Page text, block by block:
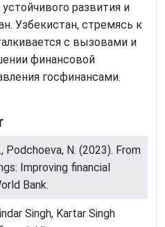
развития и
Узбекистан, стремясь к
с вызовами и
финансовой
госфинансами.
Podchoeva, N. (2023). From
Improving financial
Bank.
Singh, Kartar Singh